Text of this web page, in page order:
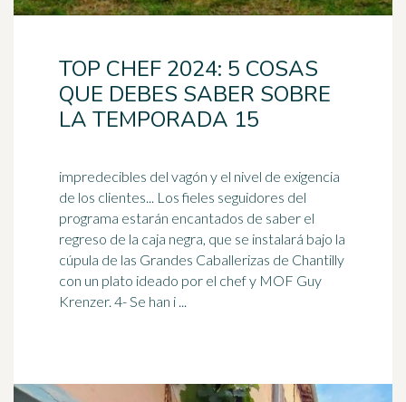
TOP CHEF 2024: 5 COSAS
QUE DEBES SABER SOBRE
LA TEMPORADA 15
impredecibles del vagón y el nivel de exigencia
de los clientes... Los fieles seguidores del
programa estarán encantados de saber el
regreso de la caja negra, que se instalará bajo la
cúpula de las Grandes Caballerizas de Chantilly
con un plato ideado por el chef y MOF Guy
Krenzer. 4- Se han i ...